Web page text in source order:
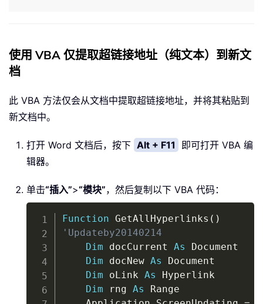
使用 VBA 仅提取超链接地址（纯文本）到新文
档
此 VBA 方法仅会从文档中提取超链接地址，并将其粘贴到
新文档中。
打开 Word 文档后，按下 Alt + F11
即可打开 VBA 编
辑器。
单击“插入”>“模块”，然后复制以下 VBA 代码：
Function GetAllHyperlinks ( )
'Updateby20140214
Dim docCurrent As Document
Dim docNew As Document
Dim oLink As Hyperlink
Dim rng As Range
Copy